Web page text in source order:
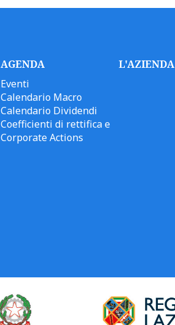
AGENDA
Eventi
Calendario Macro
Calendario Dividendi
Coefficienti di rettifica e
Corporate Actions
L'AZIENDA